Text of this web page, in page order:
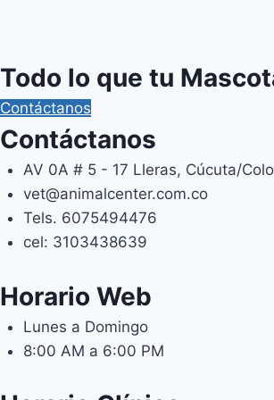
Todo lo que tu
Contáctanos
Contáctanos
AV 0A # 5 - 17 Lleras, Cúcuta/
vet@animalcenter.com.co
Tels. 6075494476
cel: 3103438639
Horario Web
Lunes a Domingo
8:00 AM a 6:00 PM